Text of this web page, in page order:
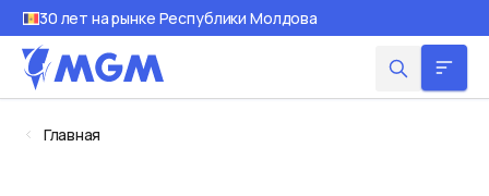
30 лет на рынке Республики Молдова
Главная